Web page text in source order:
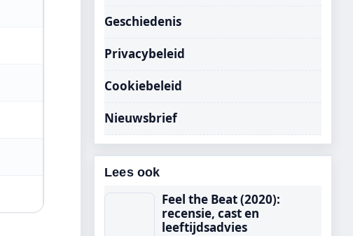
Geschiedenis
Privacybeleid
Cookiebeleid
Nieuwsbrief
Lees ook
Feel the Beat (2020):
recensie, cast en
leeftijdsadvies